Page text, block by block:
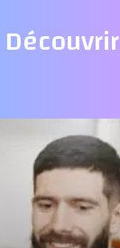
Découvrir